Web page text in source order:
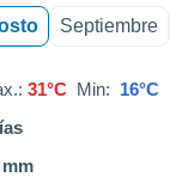
Septiembre
31°C Min: 16°C